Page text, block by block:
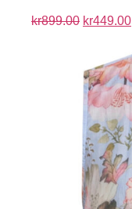
kr899.00 kr449.00